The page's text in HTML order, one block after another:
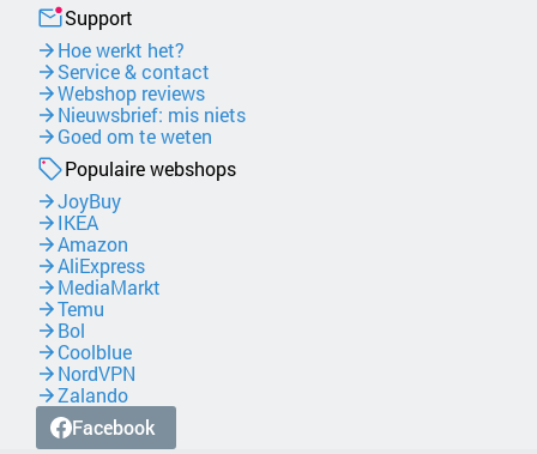
Support
Hoe werkt het?
Service & contact
Webshop reviews
Nieuwsbrief: mis niets
Goed om te weten
Populaire webshops
JoyBuy
IKEA
Amazon
AliExpress
MediaMarkt
Temu
Bol
Coolblue
NordVPN
Zalando
Facebook